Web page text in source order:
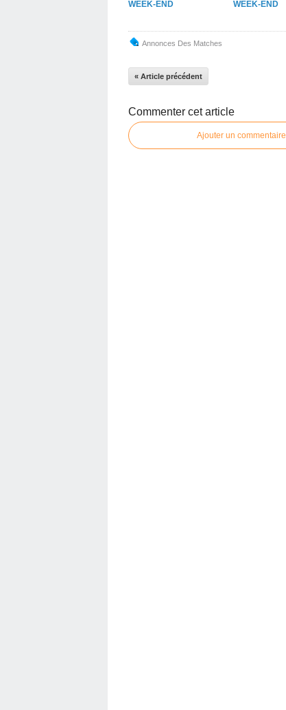
WEEK-END
WEEK-END
Annonces Des Matches
« Article précédent
Commenter cet article
Ajouter un commentaire